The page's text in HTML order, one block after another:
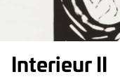
Interieur II